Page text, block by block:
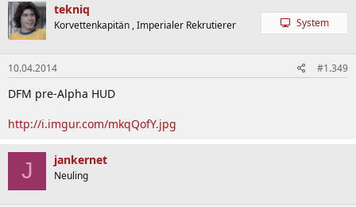
tekniq
Korvettenkapitän , Imperialer Rekrutierer System
10.04.2014 #1.349
DFM pre-Alpha HUD
http://i.imgur.com/mkqQofY.jpg
J jankernet
Neuling